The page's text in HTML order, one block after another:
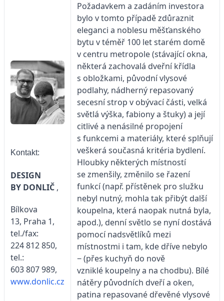
Kontakt:
DESIGN
BY DONLIČ ,
Bílkova
13, Praha 1,
tel./fax:
224 812 850,
tel.:
603 807 989,
www.donlic.cz
Požadavkem a zadáním investora
bylo v tomto případě zdůraznit
eleganci a noblesu měšťanského
bytu v téměř 100 let starém domě
v centru metropole (stávající okna,
některá zachovalá dveřní křídla
s obložkami, původní vlysové
podlahy, nádherný repasovaný
secesní strop v obývací části, velká
světlá výška, fabiony a štuky) a její
citlivé a nenásilné propojení
s funkcemi a materiály, které splňují
veškerá současná kritéria bydlení.
Hloubky některých místností
se zmenšily, změnilo se řazení
funkcí (např. přístěnek pro služku
nebyl nutný, mohla tak přibýt další
koupelna, která naopak nutná byla,
apod.), denní světlo se nyní dostává
pomocí nadsvětlíků mezi
místnostmi i tam, kde dříve nebylo
− (přes kuchyň do nově
vzniklé koupelny a na chodbu). Bílé
nátěry původních dveří a oken,
patina repasované dřevěné vlysové